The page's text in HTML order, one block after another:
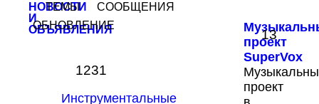
НОВОСТИ
И
ОБЪЯВЛЕНИЯ
ТЕМЫ
СООБЩЕНИЯ
ОБНОВЛЕНИЕ
проект
SuperVox
проект
13
1231
Инструментальные